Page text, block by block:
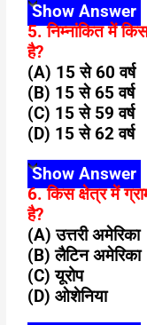
Show Answer
5. निम्नांकित में
है?
(A) 15 से 60 वर्ष
(B) 15 से 65 वर्ष
(C) 15 से 59 वर्ष
(D) 15 से 62 वर्ष
Show Answer
6. किस क्षेत्र में
है?
(A) उत्तरी अमेरिका
(B) लैटिन अमेरिका
(C) यूरोप
(D) ओशेनिया